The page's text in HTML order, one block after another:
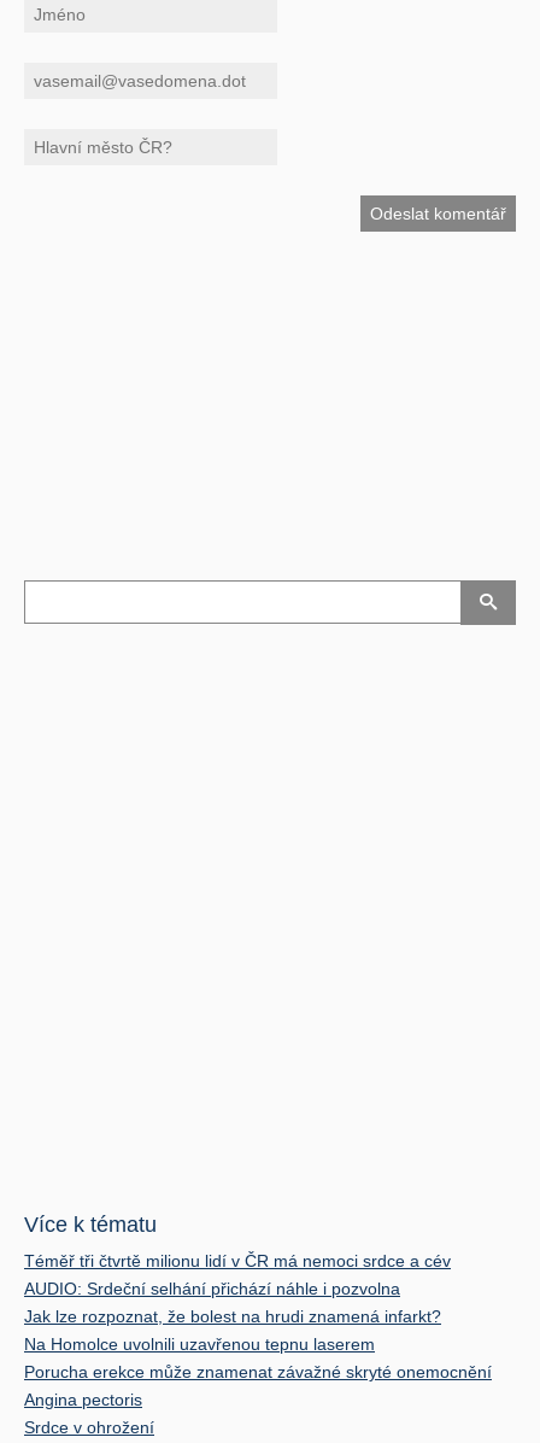
Více k tématu
Téměř tři čtvrtě milionu lidí v ČR má nemoci srdce a cév
AUDIO: Srdeční selhání přichází náhle i pozvolna
Jak lze rozpoznat, že bolest na hrudi znamená infarkt?
Na Homolce uvolnili uzavřenou tepnu laserem
Porucha erekce může znamenat závažné skryté onemocnění
Angina pectoris
Srdce v ohrožení